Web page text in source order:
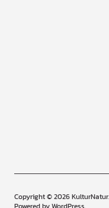
Copyright © 2026 KulturNatur